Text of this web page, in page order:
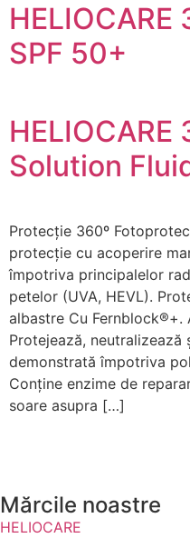
HELIOCARE
SPF 50+
Solution
Protecție 360º
protecție cu acoperire
împotriva principalelor
petelor (UVA, HEVL).
albastre Cu
Protejează,
demonstrată împotriva
Conține enzime de
soare asupra […]
Mărcile noastre
HELIOCARE